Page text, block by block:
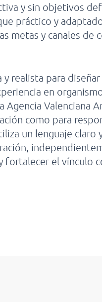
y sin objetivos
práctico y
metas y canales de
realista para
en
Agencia Valenciana
como para
un lenguaje claro
el vínculo